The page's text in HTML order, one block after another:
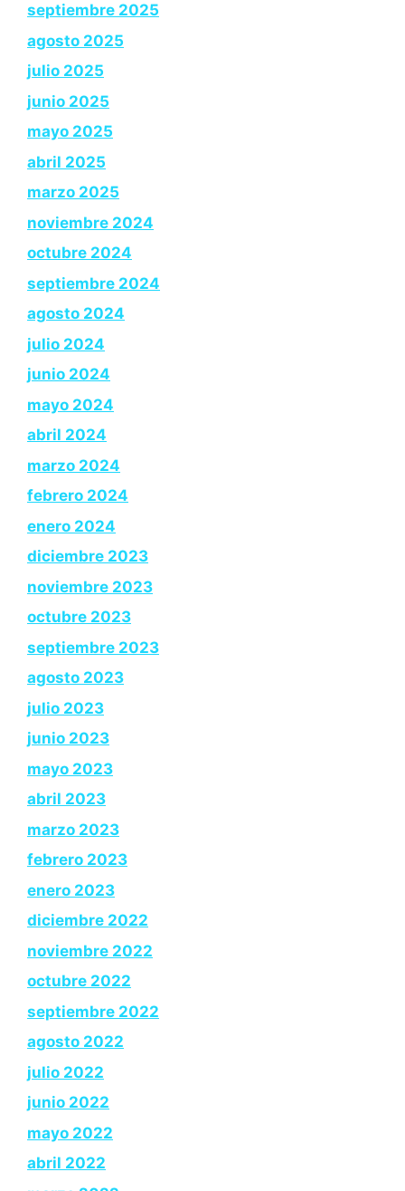
septiembre 2025
agosto 2025
julio 2025
junio 2025
mayo 2025
abril 2025
marzo 2025
noviembre 2024
octubre 2024
septiembre 2024
agosto 2024
julio 2024
junio 2024
mayo 2024
abril 2024
marzo 2024
febrero 2024
enero 2024
diciembre 2023
noviembre 2023
octubre 2023
septiembre 2023
agosto 2023
julio 2023
junio 2023
mayo 2023
abril 2023
marzo 2023
febrero 2023
enero 2023
diciembre 2022
noviembre 2022
octubre 2022
septiembre 2022
agosto 2022
julio 2022
junio 2022
mayo 2022
abril 2022